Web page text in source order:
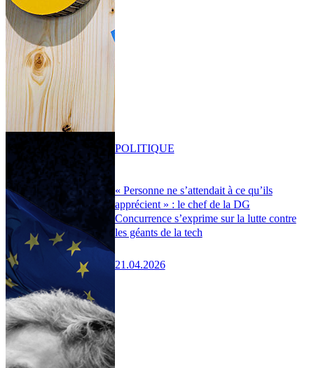
« Personne ne s’attendait à ce qu’ils
apprécient » : le chef de la DG
Concurrence s’exprime sur la lutte contre
les géants de la tech
21.04.2026
POLITIQUE